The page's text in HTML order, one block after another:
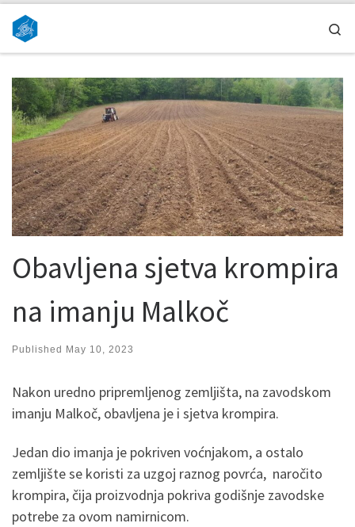
Skip to content
Obavljena sjetva krompira
na imanju Malkoč
Published May 10, 2023
Nakon uredno pripremljenog zemljišta, na zavodskom
imanju Malkoč, obavljena je i sjetva krompira.
Jedan dio imanja je pokriven voćnjakom, a ostalo
zemljište se koristi za uzgoj raznog povrća, naročito
krompira, čija proizvodnja pokriva godišnje zavodske
potrebe za ovom namirnicom.